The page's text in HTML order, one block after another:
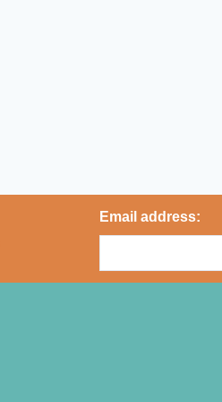
Email address: